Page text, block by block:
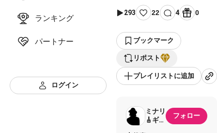
ランキング
パートナー
ログイン
293 22 4 0
ブックマーク
リポスト
プレイリストに追加
ミナリ
🎸ギタ
フォロー